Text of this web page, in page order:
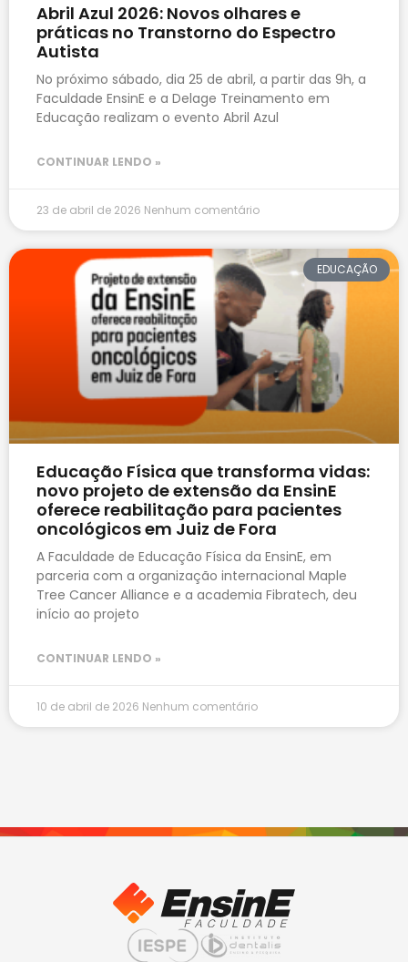
Abril Azul 2026: Novos olhares e
práticas no Transtorno do Espectro
Autista
No próximo sábado, dia 25 de abril, a partir das 9h, a
Faculdade EnsinE e a Delage Treinamento em
Educação realizam o evento Abril Azul
CONTINUAR LENDO »
23 de abril de 2026 Nenhum comentário
EDUCAÇÃO
Educação Física que transforma vidas:
novo projeto de extensão da EnsinE
oferece reabilitação para pacientes
oncológicos em Juiz de Fora
A Faculdade de Educação Física da EnsinE, em
parceria com a organização internacional Maple
Tree Cancer Alliance e a academia Fibratech, deu
início ao projeto
CONTINUAR LENDO »
10 de abril de 2026 Nenhum comentário